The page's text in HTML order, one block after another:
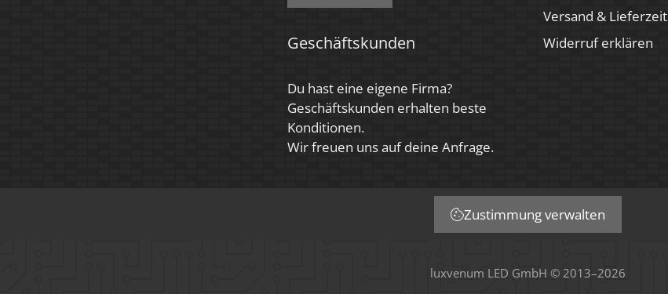
Geschäftskunden
Du hast eine eigene Firma?
Geschäftskunden erhalten beste
Konditionen.
Wir freuen uns auf deine Anfrage.
Versand & Lieferzeit
Widerruf erklären
Zustimmung verwalten
luxvenum LED GmbH © 2013–2026